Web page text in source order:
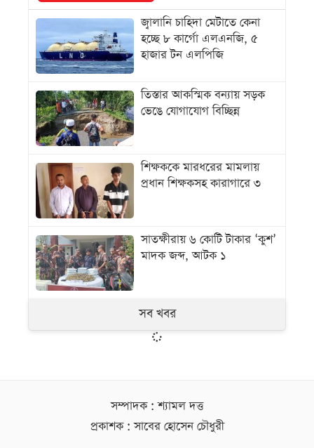
জ্বালানি চাহিদা মেটাতে কেনা
হচ্ছে ৮ কার্গো এলএনজি, ৫
হাজার টন এলপিজি
তিস্তার আকস্মিক বন্যায় সড়ক
ভেঙে যোগাযোগ বিচ্ছিন্ন
শিক্ষককে মারধরের মামলায়
প্রধান শিক্ষকসহ কারাগারে ৩
সাতক্ষীরায় ৬ কোটি টাকার ‘কুশ’
মাদক জব্দ, আটক ১
সব খবর
সম্পাদক : শ্যামল দত্ত
প্রকাশক : সাবের হোসেন চৌধুরী